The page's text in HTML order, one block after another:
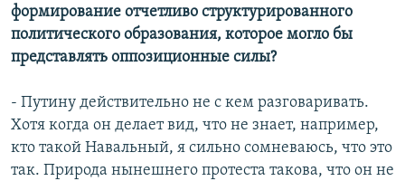
формирование отчетливо структурированного
политического образования, которое могло бы
представлять оппозиционные силы?
- Путину действительно не с кем разговаривать.
Хотя когда он делает вид, что не знает, например,
кто такой Навальный, я сильно сомневаюсь, что это
так. Природа нынешнего протеста такова, что он не